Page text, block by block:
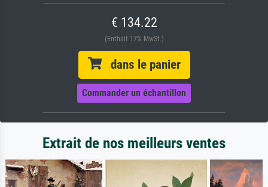
€ 134.22
(Enthält 17% MwSt.)
dans le panier
Commander un échantillon
Extrait de nos meilleurs ventes